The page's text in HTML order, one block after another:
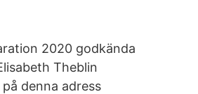
2020 godkända
Theblin
denna adress